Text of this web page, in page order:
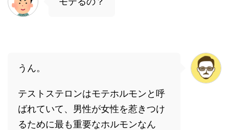
うん。
テストステロンはモテホルモンと呼
ばれていて、男性が女性を惹きつけ
るために最も重要なホルモンなん